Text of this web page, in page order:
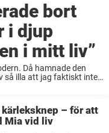
bort
i djup
i mitt liv”
Då hamnade den
så illa att jag faktiskt inte
– för att
Mia vid liv